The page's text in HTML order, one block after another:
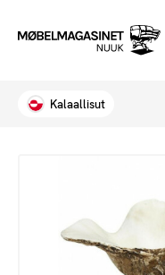
Kalaallisut